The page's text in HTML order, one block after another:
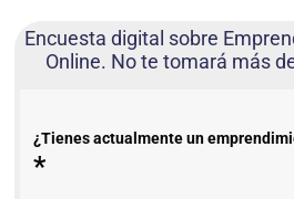
Encuesta digital sobre
Online. No te tomará más
¿Tienes actualmente un
*